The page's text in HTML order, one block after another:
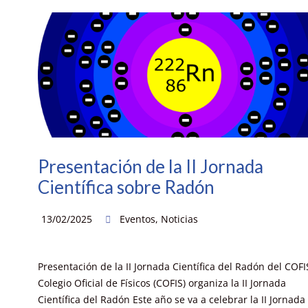
Presentación de la II Jornada
Científica sobre Radón
13/02/2025 Eventos, Noticias
Presentación de la II Jornada Científica del Radón del
Colegio Oficial de Físicos (COFIS) organiza la II Jornada
Científica del Radón Este año se va a celebrar la II Jornada